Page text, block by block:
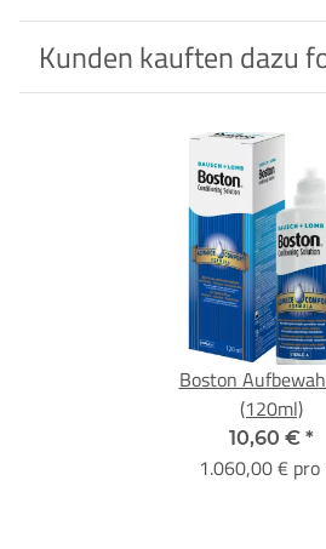
Kunden kauften dazu
Boston
(120ml)
10,60 € *
1.060,00 € pro